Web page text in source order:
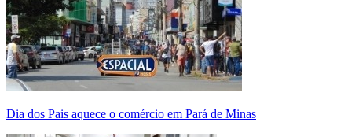
Dia dos Pais aquece o comércio em Pará de Minas